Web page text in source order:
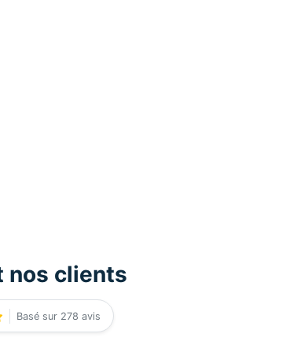
nos clients
Basé sur 278 avis